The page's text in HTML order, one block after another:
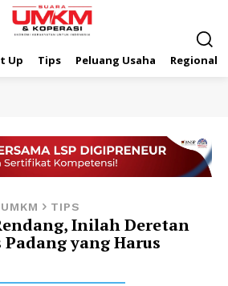
Up Tips Peluang Usaha Regional
TIPS
Inilah Deretan
yang Harus